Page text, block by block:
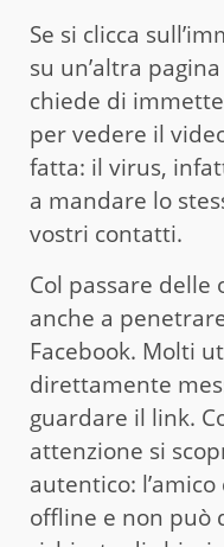
Se si clicca
su un’altra
chiede di
per vedere il
fatta: il virus,
a mandare lo
vostri contatti.
Col passare
anche a
Facebook. Molti
direttamente
guardare il link.
attenzione si
autentico:
offline e non può